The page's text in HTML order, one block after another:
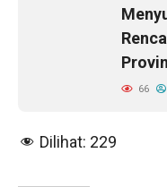
66
Dilihat: 229